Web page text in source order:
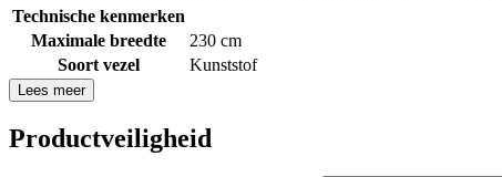
Technische kenmerken
Maximale breedte
230 cm
Soort vezel
Kunststof
Lees meer
Productveiligheid